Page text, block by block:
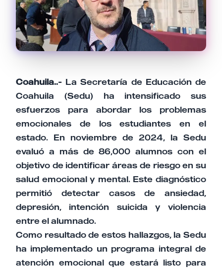
Coahuila..- La Secretaría de Educación de
Coahuila (Sedu) ha intensificado sus
esfuerzos para abordar los problemas
emocionales de los estudiantes en el
estado. En noviembre de 2024, la Sedu
evaluó a más de 86,000 alumnos con el
objetivo de identificar áreas de riesgo en su
salud emocional y mental. Este diagnóstico
permitió detectar casos de ansiedad,
depresión, intención suicida y violencia
entre el alumnado.
Como resultado de estos hallazgos, la Sedu
ha implementado un programa integral de
atención emocional que estará listo para